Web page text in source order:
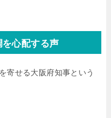
心配する声
寄せる大阪府知事という